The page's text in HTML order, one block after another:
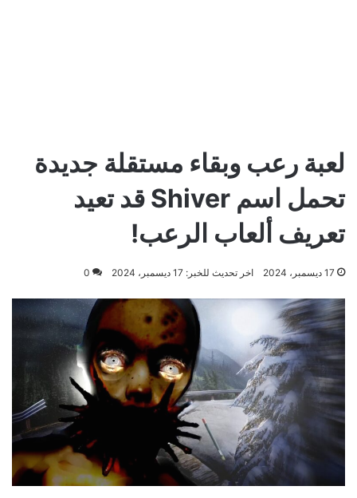
لعبة رعب وبقاء مستقلة جديدة
تحمل اسم Shiver قد تعيد
تعريف ألعاب الرعب!
17 ديسمبر، 2024 اخر تحديث للخبر: 17 ديسمبر، 2024 0